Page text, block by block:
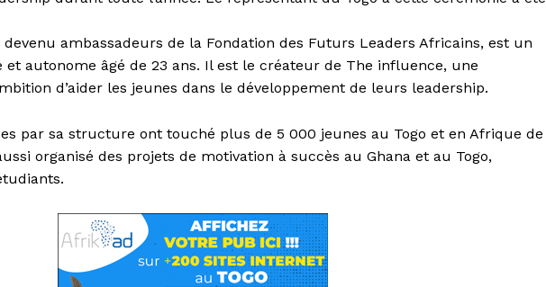
ambassadeurs de la Fondation des Futurs Leaders Africains, est un
et autonome âgé de 23 ans. Il est le créateur de The influence, une
d’aider les jeunes dans le développement de leurs leadership.
par sa structure ont touché plus de 5 000 jeunes au Togo et en Afrique de
organisé des projets de motivation à succès au Ghana et au Togo,